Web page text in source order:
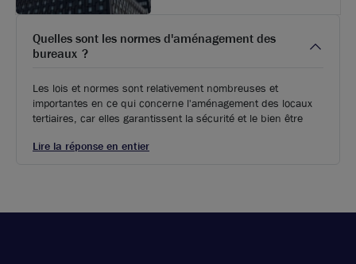
Quelles sont les normes d'aménagement des
bureaux ?
Les lois et normes sont relativement nombreuses et
importantes en ce qui concerne l'aménagement des locaux
tertiaires, car elles garantissent la sécurité et le bien être
Lire la réponse en entier